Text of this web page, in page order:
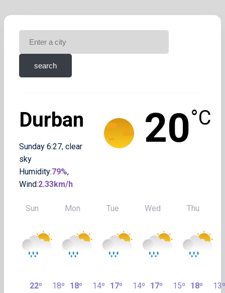
Durban
Sunday 6:27, clear
sky
Humidity:79%,
Wind:2.33km/h
20°C
Sun
22º 18º
Mon
18º 14º
Tue
17º 14º
Wed
17º 15º
Thu
18º 13º